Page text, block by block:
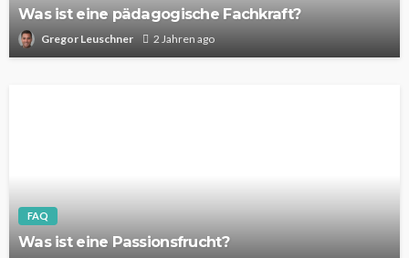
Was ist eine pädagogische Fachkraft?
Gregor Leuschner 2 Jahren ago
FAQ
Was ist eine Passionsfrucht?